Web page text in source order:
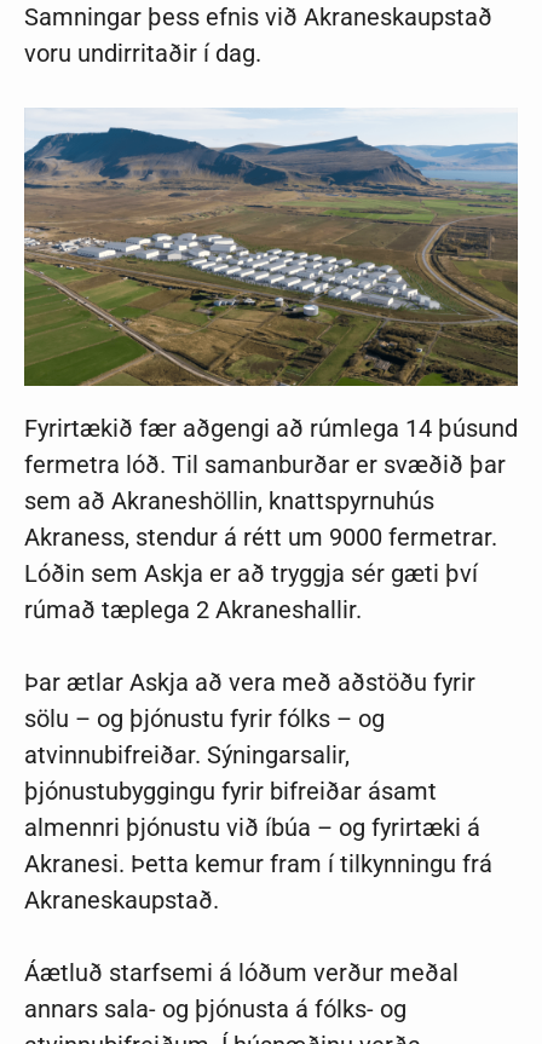
Samningar þess efnis við Akraneskaupstað
voru undirritaðir í dag.
Fyrirtækið fær aðgengi að rúmlega 14 þúsund
fermetra lóð. Til samanburðar er svæðið þar
sem að Akraneshöllin, knattspyrnuhús
Akraness, stendur á rétt um 9000 fermetrar.
Lóðin sem Askja er að tryggja sér gæti því
rúmað tæplega 2 Akraneshallir.
Þar ætlar Askja að vera með aðstöðu fyrir
sölu – og þjónustu fyrir fólks – og
atvinnubifreiðar. Sýningarsalir,
þjónustubyggingu fyrir bifreiðar ásamt
almennri þjónustu við íbúa – og fyrirtæki á
Akranesi. Þetta kemur fram í tilkynningu frá
Akraneskaupstað.
Áætluð starfsemi á lóðum verður meðal
annars sala- og þjónusta á fólks- og